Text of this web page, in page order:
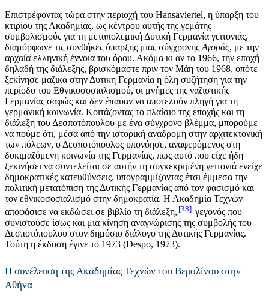
Επιστρέφοντας τώρα στην περιοχή του Hansaviertel, η ύπαρξη του
κτιρίου της Ακαδημίας, ως κέντρου αυτής της γεμάτης
συμβολισμούς για τη μεταπολεμική Δυτική Γερμανία γειτονιάς,
διαμόρφωνε τις συνθήκες ύπαρξης μιας σύγχρονης Αγοράς, με την
αρχαία ελληνική έννοια του όρου. Ακόμα κι αν το 1966, την εποχή
δηλαδή της διάλεξης, βρισκόμαστε πριν τον Μάη του 1968, οπότε
ξεκίνησε μαζικά στην Δυτικη Γερμανία η όλη συζήτηση για την
περίοδο του Εθνικοσοσιαλισμού, οι μνήμες της ναζιστικής
Γερμανίας σαφώς και δεν έπαυαν να αποτελούν πληγή για τη
γερμανική κοινωνία. Κοιτάζοντας το πλαίσιο της εποχής και τη
διάλεξη του Δεσποτόπουλου με ένα σύγχρονο βλέμμα, μπορούμε
να πούμε ότι, μέσα από την ιστορική αναδρομή στην αρχιτεκτονική
των πόλεων, ο Δεσποτόπουλος υπονόησε, αναφερόμενος στη
δοκιμαζόμενη κοινωνία της Γερμανίας, πως αυτό που είχε ήδη
ξεκινήσει να συντελείται σε αυτήν τη συγκεκριμένη γειτονιά ενείχε
δημοκρατικές κατευθύνσεις, υπογραμμίζοντας έτσι έμμεσα την
πολιτική μετατόπιση της Δυτικής Γερμανίας από τον φασισμό και
τον εθνικοσοσιαλισμό στην δημοκρατία. Η Ακαδημία Τεχνών
αποφάσισε να εκδώσει σε βιβλίο τη διάλεξη, 38
γεγονός που
συνιστούσε ίσως και μια κίνηση αναγνώρισης της συμβολής του
Δεσποτόπουλου στον δημόσιο διάλογο της Δυτικής Γερμανίας.
Τούτη η έκδοση έγινε το 1973 (Despo, 1973).
Η συνέλευση της Ακαδημίας Τεχνών του Βερολίνου στην
Αθήνα